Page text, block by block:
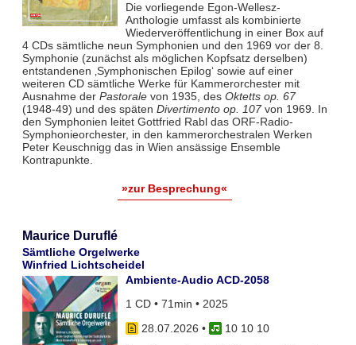
Die vorliegende Egon-Wellesz-
Anthologie umfasst als kombinierte
Wiederveröffentlichung in einer Box auf
4 CDs sämtliche neun Symphonien und den 1969 vor der 8.
Symphonie (zunächst als möglichen Kopfsatz derselben)
entstandenen ‚Symphonischen Epilog‘ sowie auf einer
weiteren CD sämtliche Werke für Kammerorchester mit
Ausnahme der Pastoralevon 1935, des Oktetts op. 67
(1948-49) und des späten Divertimento op. 107von 1969. In
den Symphonien leitet Gottfried Rabl das ORF-Radio-
Symphonieorchester, in den kammerorchestralen Werken
Peter Keuschnigg das in Wien ansässige Ensemble
Kontrapunkte.
»zur Besprechung«
Maurice Duruflé
Sämtliche Orgelwerke
Winfried Lichtscheidel
Ambiente-Audio ACD-2058
1 CD • 71min • 2025
28.07.2026 •
10 10 10